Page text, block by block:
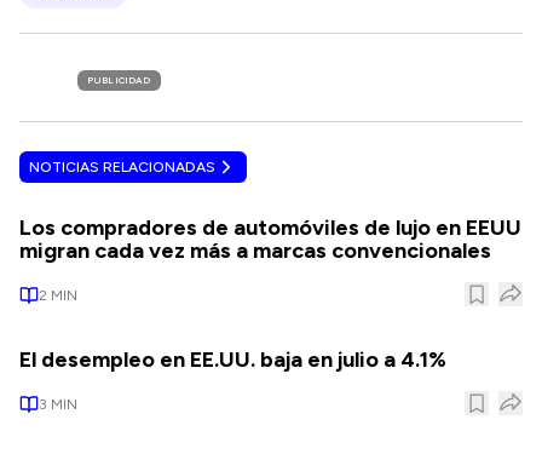
PUBLICIDAD
NOTICIAS RELACIONADAS
Los compradores de automóviles de lujo en EEUU
migran cada vez más a marcas convencionales
2 MIN
El desempleo en EE.UU. baja en julio a 4.1%
3 MIN